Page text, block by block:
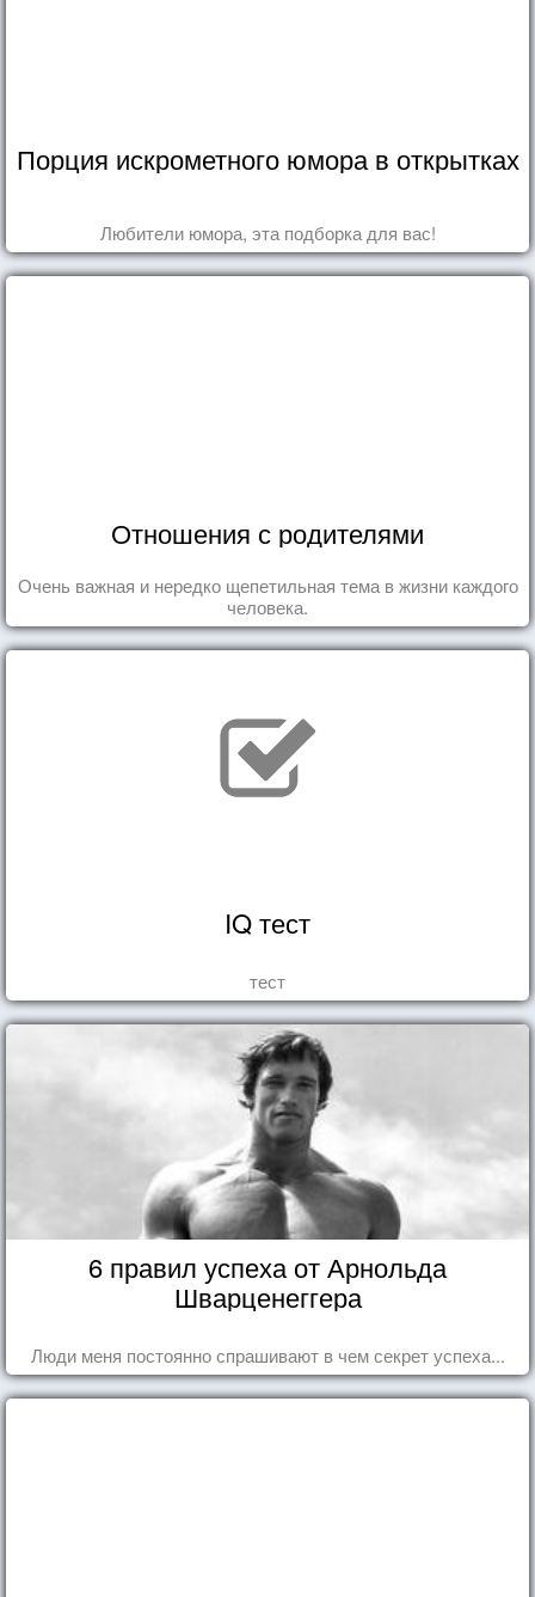
Порция искрометного юмора в открытках
Любители юмора, эта подборка для вас!
Отношения с родителями
Очень важная и нередко щепетильная тема в жизни каждого
человека.
IQ тест
тест
6 правил успеха от Арнольда
Шварценеггера
Люди меня постоянно спрашивают в чем секрет успеха...